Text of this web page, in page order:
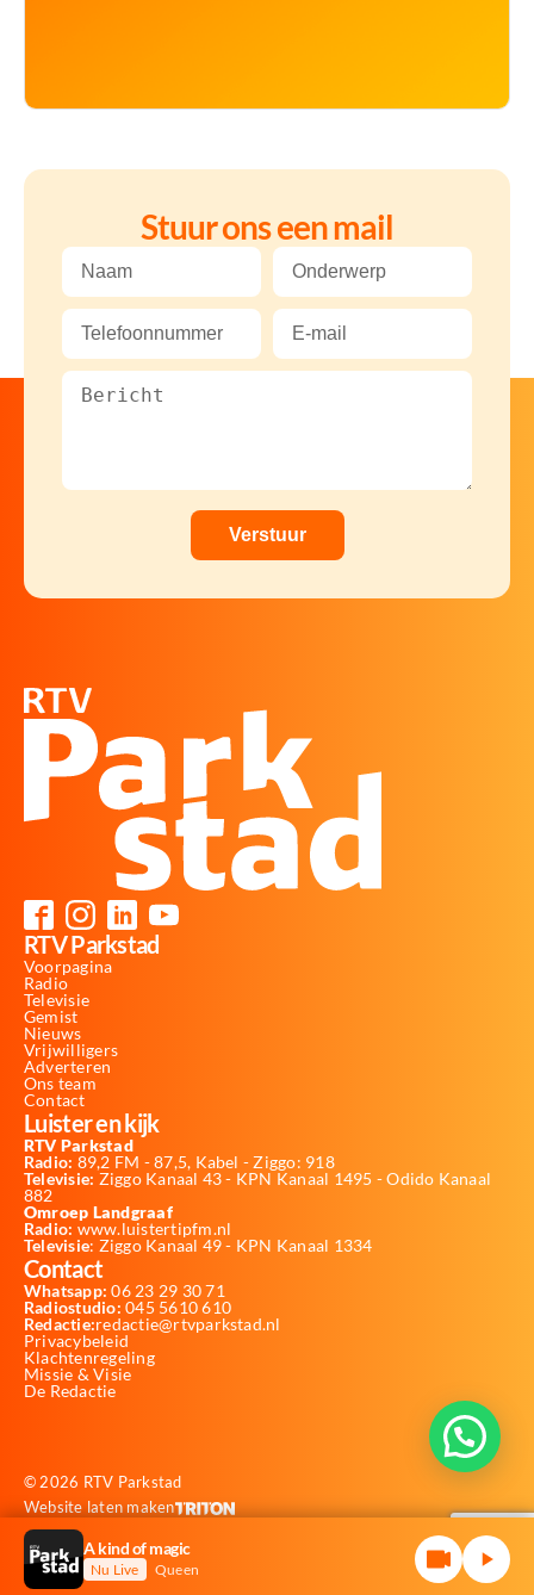
Stuur ons een mail
RTV Parkstad
Voorpagina
Radio
Televisie
Gemist
Nieuws
Vrijwilligers
Adverteren
Ons team
Contact
Luister en kijk
RTV Parkstad
Radio: 89,2 FM - 87,5, Kabel - Ziggo: 918
Televisie: Ziggo Kanaal 43 - KPN Kanaal 1495 - Odido Kanaal
882
Omroep Landgraaf
Radio: www.luistertipfm.nl
Televisie: Ziggo Kanaal 49 - KPN Kanaal 1334
Contact
Whatsapp: 06 23 29 30 71
Radiostudio: 045 5610 610
Redactie:redactie@rtvparkstad.nl
Privacybeleid
Klachtenregeling
Missie & Visie
De Redactie
© 2026 RTV Parkstad
Website laten maken
A kind of magic
Nu Live Queen